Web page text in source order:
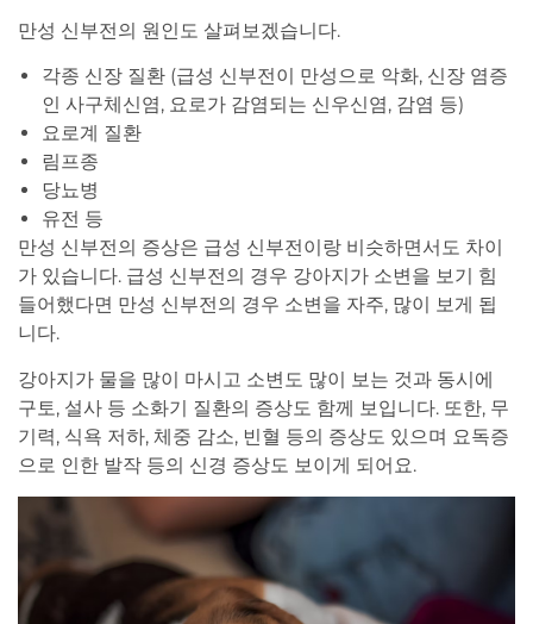
만성 신부전의 원인도 살펴보겠습니다.
각종 신장 질환 (급성 신부전이 만성으로 악화, 신장 염증
인 사구체신염, 요로가 감염되는 신우신염, 감염 등)
요로계 질환
림프종
당뇨병
유전 등
만성 신부전의 증상은 급성 신부전이랑 비슷하면서도 차이
가 있습니다. 급성 신부전의 경우 강아지가 소변을 보기 힘
들어했다면 만성 신부전의 경우 소변을 자주, 많이 보게 됩
니다.
강아지가 물을 많이 마시고 소변도 많이 보는 것과 동시에
구토, 설사 등 소화기 질환의 증상도 함께 보입니다. 또한, 무
기력, 식욕 저하, 체중 감소, 빈혈 등의 증상도 있으며 요독증
으로 인한 발작 등의 신경 증상도 보이게 되어요.